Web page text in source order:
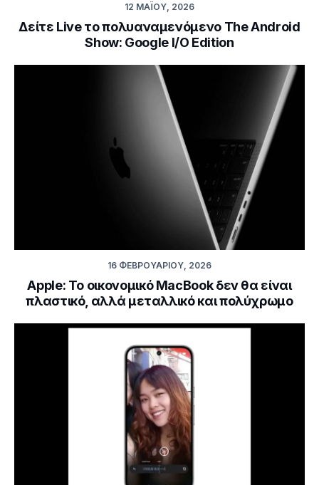
12 ΜΑΪ́ΟΥ, 2026
Δείτε Live το πολυαναμενόμενο The Android
Show: Google I/O Edition
16 ΦΕΒΡΟΥΑΡΊΟΥ, 2026
Apple: Το οικονομικό MacBook δεν θα είναι
πλαστικό, αλλά μεταλλικό και πολύχρωμο